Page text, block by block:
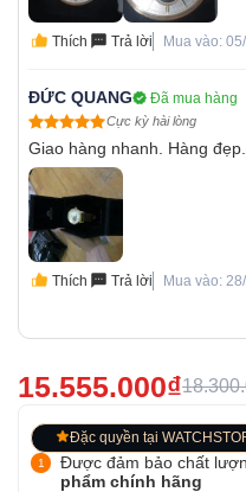
Thích Trả lời Mua vào:
ĐỨC QUANG Đã mua hàng
Cực kỳ hài lòng
Giao hàng nhanh. Hàng đẹp.
Thích Trả lời Mua vào:
15.555.000₫
Đặc quyền tại
Được đảm bảo chất
phẩm chính hãng